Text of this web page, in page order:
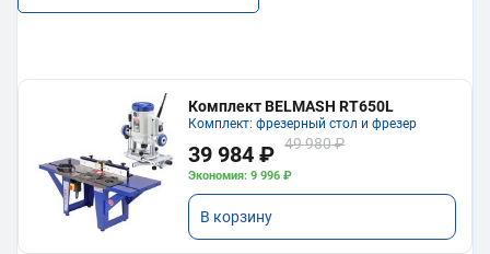
Комплект BELMASH RT650L
Комплект: фрезерный стол и фрезер
39 984 ₽ 49 980 ₽
Экономия: 9 996 ₽
В корзину